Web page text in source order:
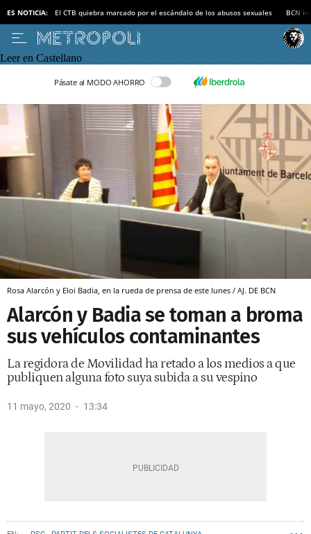
ES NOTICIA: El CTB quiebra marcado por el escándalo de los abusos sexuales BCN
Leer en Castellano
Pásate al MODO AHORRO
Rosa Alarcón y Eloi Badia, en la rueda de prensa de este lunes / AJ. DE BCN
Alarcón y Badia se toman a broma
sus vehículos contaminantes
La regidora de Movilidad ha retado a los medios a que
publiquen alguna foto suya subida a su vespino
11 mayo, 2020 13:34